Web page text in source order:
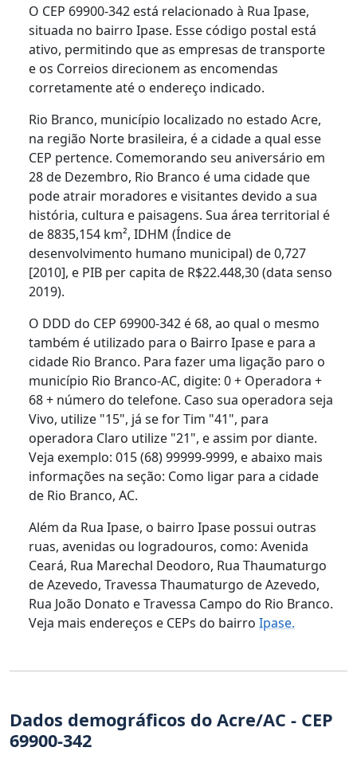
O CEP 69900-342 está relacionado à Rua Ipase,
situada no bairro Ipase. Esse código postal está
ativo, permitindo que as empresas de transporte
e os Correios direcionem as encomendas
corretamente até o endereço indicado.
Rio Branco, município localizado no estado Acre,
na região Norte brasileira, é a cidade a qual esse
CEP pertence. Comemorando seu aniversário em
28 de Dezembro, Rio Branco é uma cidade que
pode atrair moradores e visitantes devido a sua
história, cultura e paisagens. Sua área territorial é
de 8835,154 km², IDHM (Índice de
desenvolvimento humano municipal) de 0,727
[2010], e PIB per capita de R$22.448,30 (data senso
2019).
O DDD do CEP 69900-342 é 68, ao qual o mesmo
também é utilizado para o Bairro Ipase e para a
cidade Rio Branco. Para fazer uma ligação paro o
município Rio Branco-AC, digite: 0 + Operadora +
68 + número do telefone. Caso sua operadora seja
Vivo, utilize "15", já se for Tim "41", para
operadora Claro utilize "21", e assim por diante.
Veja exemplo: 015 (68) 99999-9999, e abaixo mais
informações na seção: Como ligar para a cidade
de Rio Branco, AC.
Além da Rua Ipase, o bairro Ipase possui outras
ruas, avenidas ou logradouros, como: Avenida
Ceará, Rua Marechal Deodoro, Rua Thaumaturgo
de Azevedo, Travessa Thaumaturgo de Azevedo,
Rua João Donato e Travessa Campo do Rio Branco.
Veja mais endereços e CEPs do bairro Ipase.
Dados demográficos do Acre/AC - CEP
69900-342